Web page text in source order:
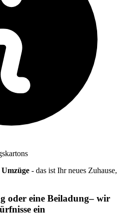
- das ist Ihr neues Zuhause,
oder eine Beiladung– wir
ein